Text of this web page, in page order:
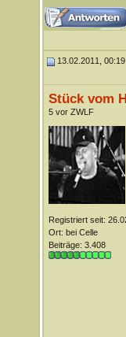
13.02.2011, 00:19
Stück vom
5 vor ZWLF
Registriert seit:
Ort: bei Celle
Beiträge: 3.408